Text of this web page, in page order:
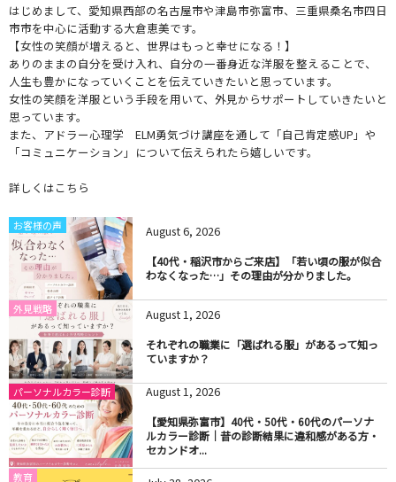
はじめまして、愛知県西部の名古屋市や津島市弥富市、三重県桑名市四日
市市を中心に活動する大倉恵美です。
【女性の笑顔が増えると、世界はもっと幸せになる！】
ありのままの自分を受け入れ、自分の一番身近な洋服を整えることで、
人生も豊かになっていくことを伝えていきたいと思っています。
女性の笑顔を洋服という手段を用いて、外見からサポートしていきたいと
思っています。
また、アドラー心理学 ELM勇気づけ講座を通して「自己肯定感UP」や
「コミュニケーション」について伝えられたら嬉しいです。
詳しくはこちら
お客様の声 August6, 2026
【40代・稲沢市からご来店】「若い頃の服が似合
わなくなった…」その理由が分かりました。
外見戦略 August 1 , 2026
それぞれの職業に「選ばれる服」があるって知っ
ていますか？
パーソナルカラー診断 August 1 , 2026
【愛知県弥富市】40代・50代・60代のパーソナ
ルカラー診断｜昔の診断結果に違和感がある方・
セカンドオ...
教育